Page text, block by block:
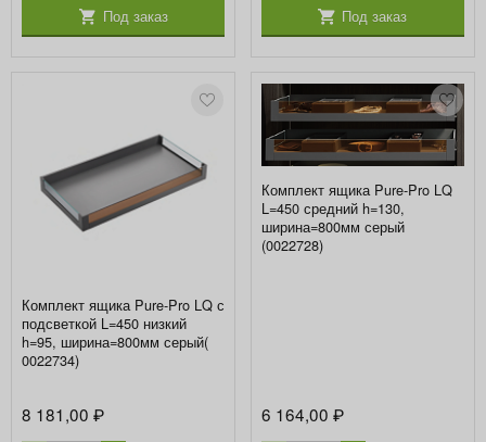
Под заказ Под заказ
Комплект ящика Pure-Pro LQ с
подсветкой L=450 низкий
h=95, ширина=800мм серый(
0022734)
8 181,00₽
Комплект ящика Pure-Pro LQ
L=450 средний h=130,
ширина=800мм серый
(0022728)
6 164,00 ₽